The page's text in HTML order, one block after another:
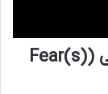
معرفی انیمیشن ترس(های) تاریکی (Fear(s)